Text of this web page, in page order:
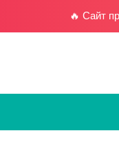
🔥 Сайт